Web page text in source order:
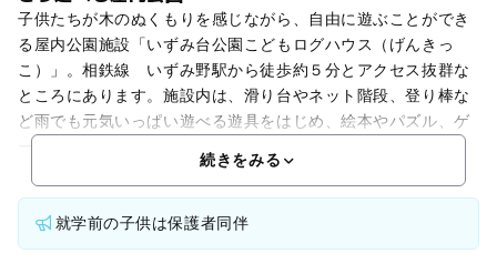
子供たちが木のぬくもりを感じながら、自由に遊ぶことができ
る屋内公園施設「いずみ台公園こどもログハウス（げんきっ
こ）」。相鉄線 いずみ野駅から徒歩約５分とアクセス抜群な
ところにあります。施設内は、滑り台やネット階段、登り棒な
ど雨でも元気いっぱい遊べる遊具をはじめ、絵本やパズル、ゲ
続きをみる
就学前の子供は保護者同伴